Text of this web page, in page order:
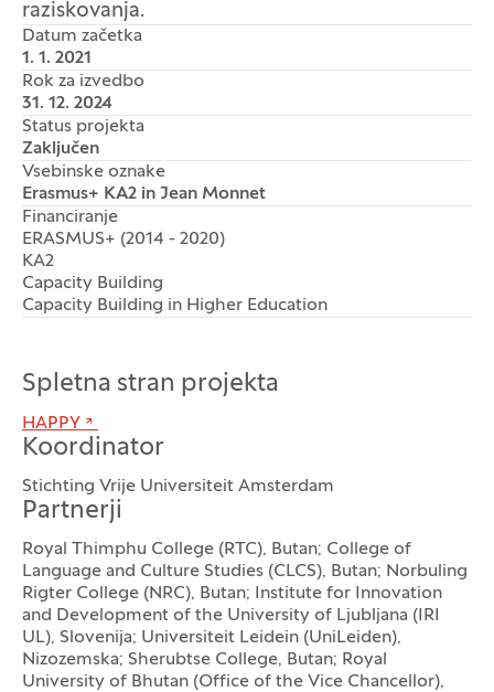
raziskovanja.
Datum začetka
1. 1. 2021
Rok za izvedbo
31. 12. 2024
Status projekta
Zaključen
Vsebinske oznake
Erasmus+ KA2 in Jean Monnet
Financiranje
ERASMUS+ (2014 - 2020)
KA2
Capacity Building
Capacity Building in Higher Education
Spletna stran projekta
HAPPY
Koordinator
Stichting Vrije Universiteit Amsterdam
Partnerji
Royal Thimphu College (RTC), Butan; College of
Language and Culture Studies (CLCS), Butan; Norbuling
Rigter College (NRC), Butan; Institute for Innovation
and Development of the University of Ljubljana (IRI
UL), Slovenija; Universiteit Leidein (UniLeiden),
Nizozemska; Sherubtse College, Butan; Royal
University of Bhutan (Office of the Vice Chancellor),